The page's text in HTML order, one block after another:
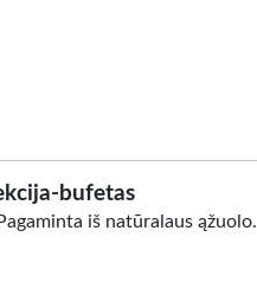
bufetas
iš natūralaus ąžuolo.